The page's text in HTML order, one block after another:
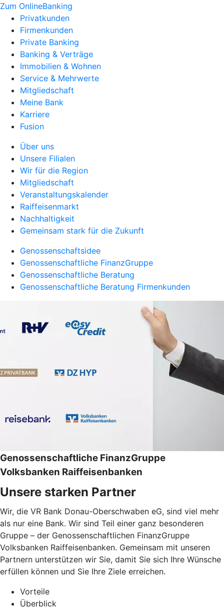
Zum OnlineBanking
Privatkunden
Firmenkunden
Private Banking
Banking & Verträge
Immobilien & Wohnen
Service & Mehrwerte
Mitgliedschaft
Meine Bank
Karriere
Fusion
Über uns
Unsere Filialen
Wir für die Region
Mitgliedschaft
Veranstaltungskalender
Raiffeisenmarkt
Nachhaltigkeit
Gemeinsam stark für die Zukunft
Genossenschaftsidee
Genossenschaftliche FinanzGruppe
Genossenschaftliche Beratung
Genossenschaftliche Beratung Firmenkunden
Genossenschaftliche FinanzGruppe
Volksbanken Raiffeisenbanken
Unsere starken Partner
Wir, die VR Bank Donau-Oberschwaben eG, sind viel mehr
als nur eine Bank. Wir sind Teil einer ganz besonderen
Gruppe – der Genossenschaftlichen FinanzGruppe
Volksbanken Raiffeisenbanken. Gemeinsam mit unseren
Partnern unterstützen wir Sie, damit Sie sich Ihre Wünsche
erfüllen können und Sie Ihre Ziele erreichen.
Vorteile
Überblick